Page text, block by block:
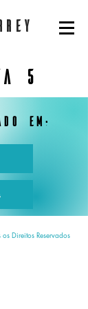
5
em:
Direitos Reservados